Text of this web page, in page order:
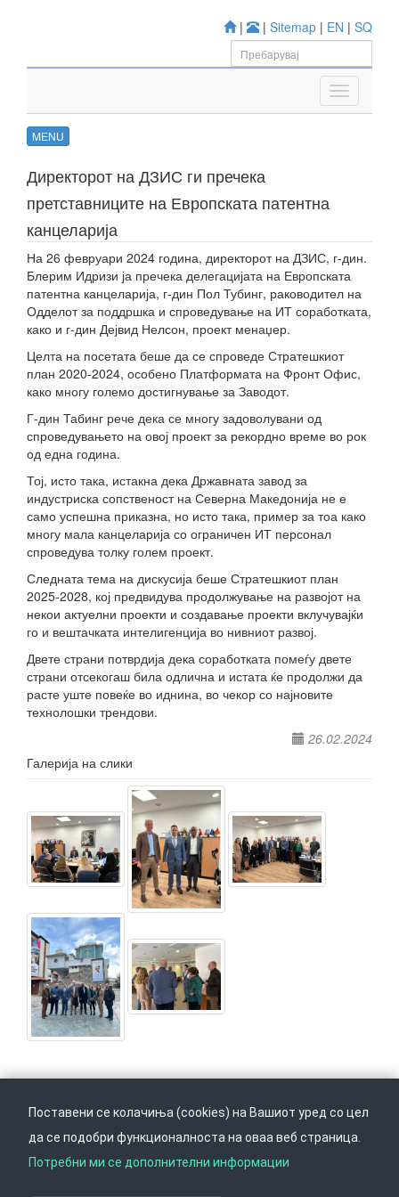
| | Sitemap | EN | SQ
MENU
Директорот на ДЗИС ги пречека
претставниците на Европската патентна
канцеларија
На 26 февруари 2024 година, директорот на ДЗИС, г-дин.
Блерим Идризи ја пречека делегацијата на Европската
патентна канцеларија, г-дин Пол Тубинг, раководител на
Одделот за поддршка и спроведување на ИТ соработката,
како и г-дин Дејвид Нелсон, проект менаџер.
Целта на посетата беше да се спроведе Стратешкиот
план 2020-2024, особено Платформата на Фронт Офис,
како многу големо достигнување за Заводот.
Г-дин Табинг рече дека се многу задоволувани од
спроведувањето на овој проект за рекордно време во рок
од една година.
Тој, исто така, истакна дека Државната завод за
индустриска сопственост на Северна Македонија не е
само успешна приказна, но исто така, пример за тоа како
многу мала канцеларија со ограничен ИТ персонал
спроведува толку голем проект.
Следната тема на дискусија беше Стратешкиот план
2025-2028, кој предвидува продолжување на развојот на
некои актуелни проекти и создавање проекти вклучувајќи
го и вештачката интелигенција во нивниот развој.
Двете страни потврдија дека соработката помеѓу двете
страни отсекогаш била одлична и истата ќе продолжи да
расте уште повеќе во иднина, во чекор со најновите
технолошки трендови.
26.02.2024
Галерија на слики
Врати се горе
Поставени се колачиња (cookies) на Вашиот уред со цел
да се подобри функционалноста на оваа веб страница.
Потребни ми се дополнителни информации